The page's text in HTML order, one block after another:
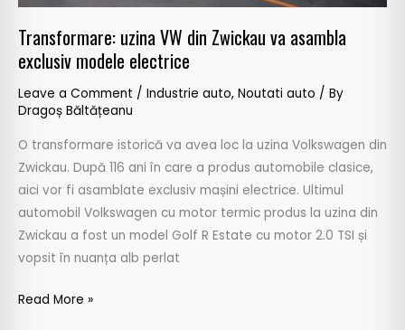
Transformare: uzina VW din Zwickau va asambla
exclusiv modele electrice
Leave a Comment / Industrie auto, Noutati auto / By
Dragoș Băltățeanu
O transformare istorică va avea loc la uzina Volkswagen din
Zwickau. După 116 ani în care a produs automobile clasice,
aici vor fi asamblate exclusiv mașini electrice. Ultimul
automobil Volkswagen cu motor termic produs la uzina din
Zwickau a fost un model Golf R Estate cu motor 2.0 TSI și
vopsit în nuanța alb perlat
modele
electrice
Read More »